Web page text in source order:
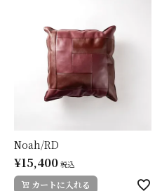
Noah/RD
¥15,400 税込
カートに入れる